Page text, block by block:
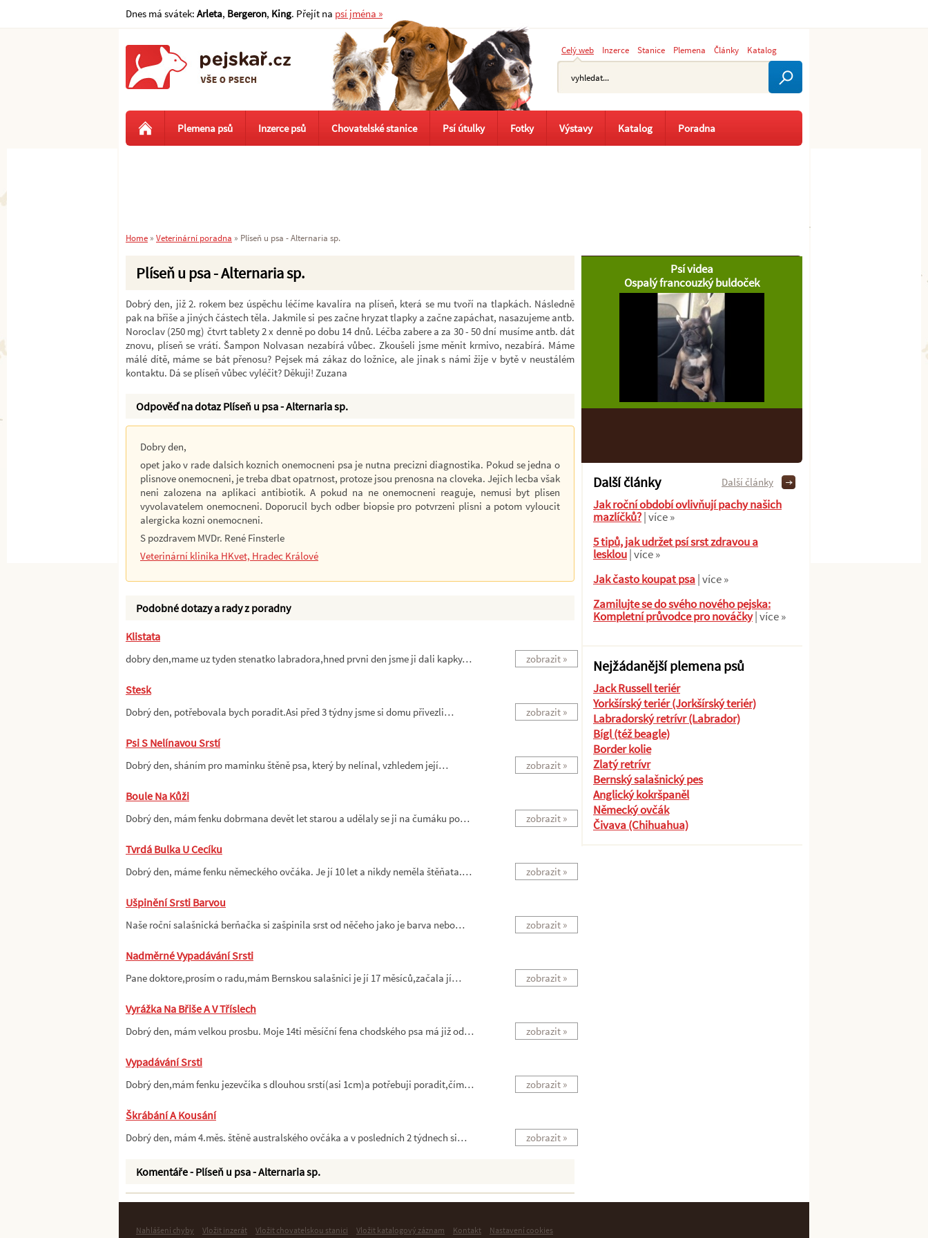
Plíseň u psa - Alternaria sp.
Dobrý den, již 2. rokem bez úspěchu léčíme kavalíra na plíseň, která se mu tvoří na tlapkách. Následně
pak na břiše a jiných částech těla. Jakmile si pes začne hryzat tlapky a začne zapáchat, nasazujeme antb.
Noroclav (250 mg) čtvrt tablety 2 x denně po dobu 14 dnů. Léčba zabere a za 30 - 50 dní musíme antb. dát
znovu, plíseň se vrátí. Šampon Nolvasan nezabírá vůbec. Zkoušeli jsme měnit krmivo, nezabírá. Máme
málé dítě, máme se bát přenosu? Pejsek má zákaz do ložnice, ale jinak s námi žije v bytě v neustálém
kontaktu. Dá se plíseň vůbec vyléčit? Děkuji! Zuzana
Odpověď na dotaz Plíseň u psa - Alternaria sp.
Dobry den,
opet jako v rade dalsich koznich onemocneni psa je nutna precizni diagnostika. Pokud se jedna o
plisnove onemocneni, je treba dbat opatrnost, protoze jsou prenosna na cloveka. Jejich lecba však
neni zalozena na aplikaci antibiotik. A pokud na ne onemocneni reaguje, nemusi byt plisen
vyvolavatelem onemocneni. Doporucil bych odber biopsie pro potvrzeni plisni a potom vyloucit
alergicka kozni onemocneni.
S pozdravem MVDr. René Finsterle
Veterinární klinika HKvet, Hradec Králové
Podobné dotazy a rady z poradny
Klistata
dobry den,mame uz tyden stenatko labradora,hned prvni den jsme ji dali kapky… zobrazit »
Stesk
Dobrý den, potřebovala bych poradit.Asi před 3 týdny jsme si domu přivezli… zobrazit »
Psi S Nelínavou Srstí
Dobrý den, sháním pro maminku štěně psa, který by nelínal, vzhledem její… zobrazit »
Boule Na Kůži
Dobrý den, mám fenku dobrmana devět let starou a udělaly se ji na čumáku po… zobrazit »
Tvrdá Bulka U Cecíku
Dobrý den, máme fenku německého ovčáka. Je jí 10 let a nikdy neměla štěňata.… zobrazit »
Ušpinění Srsti Barvou
Naše roční salašnická berňačka si zašpinila srst od něčeho jako je barva nebo… zobrazit »
Nadměrné Vypadávání Srsti
Pane doktore,prosím o radu,mám Bernskou salašnici je jí 17 měsíců,začala jí… zobrazit »
Vyrážka Na Břiše A V Tříslech
Dobrý den, mám velkou prosbu. Moje 14ti měsíční fena chodského psa má již od… zobrazit »
Vypadávání Srsti
Dobrý den,mám fenku jezevčíka s dlouhou srstí(asi 1cm)a potřebuji poradit,čím… zobrazit »
Škrábání A Kousání
Dobrý den, mám 4.měs. štěně australského ovčáka a v posledních 2 týdnech si… zobrazit »
Komentáře - Plíseň u psa - Alternaria sp.
Psí videa
Ospalý francouzký buldoček
Další články
Jak roční období ovlivňují pachy našich
mazlíčků?| více »
5 tipů, jak udržet psí srst zdravou a
lesklou| více »
Jak často koupat psa| více »
Zamilujte se do svého nového pejska:
Kompletní průvodce pro nováčky| více »
Další články
Nejžádanější plemena psů
Jack Russell teriér
Yorkšírský teriér (Jorkšírský teriér)
Labradorský retrívr (Labrador)
Bígl (též beagle)
Border kolie
Zlatý retrívr
Bernský salašnický pes
Anglický kokršpaněl
Německý ovčák
Čivava (Chihuahua)
Celý web Inzerce Stanice Plemena Články Katalog
Plemena psů Inzerce psů Chovatelské stanice Psí útulky Fotky Výstavy Katalog Poradna
Home » Veterinární poradna » Plíseň u psa - Alternaria sp.
Dnes má svátek: Arleta, Bergeron, King. Přejít na psí jména »
Nahlášení chyby Vložit inzerát Vložit chovatelskou stanici Vložit katalogový záznam Kontakt Nastavení cookies